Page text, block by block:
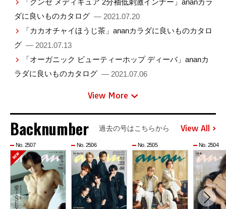
「グンゼ メディキュア 2分袖低刺激インナー」ananカラ
ダに良いものカタログ — 2021.07.20
「カカオチャイほうじ茶」ananカラダに良いものカタロ
グ — 2021.07.13
「オーガニック ビューティーホップ ディーバ」ananカ
ラダに良いものカタログ — 2021.07.06
View More
Backnumber 過去の号はこちらから View All
No. 2507 No. 2506 No. 2505 No. 2504